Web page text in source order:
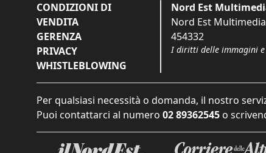
CONDIZIONI DI
VENDITA
GERENZA
PRIVACY
WHISTLEBLOWING
Nord Est
Nord Est Multimedia
454332
I diritti delle immagini e
Per qualsiasi necessità o domanda, il nostro
Puoi contattarci al numero 02 89362545 o